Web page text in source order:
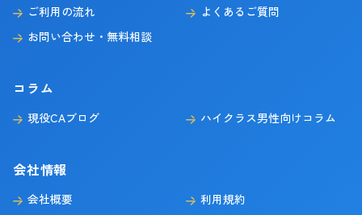
ご利用の流れ
よくあるご質問
お問い合わせ・無料相談
コラム
現役CAブログ ハイクラス男性向けコラム
会社情報
会社概要
利用規約